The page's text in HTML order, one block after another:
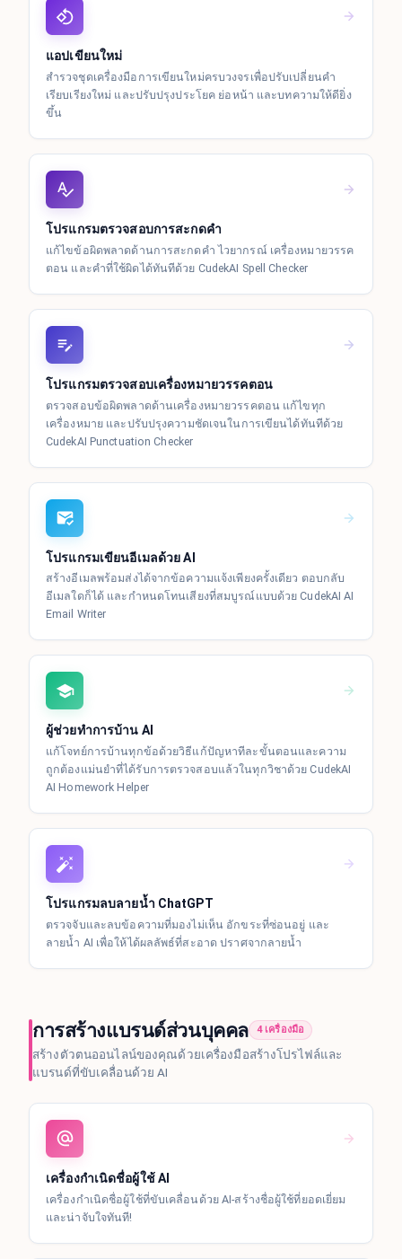
แอปเขียนใหม่
สำรวจชุดเครื่องมือการเขียนใหม่ครบวงจรเพื่อปรับเปลี่ยนคำ
เรียบเรียงใหม่ และปรับปรุงประโยค ย่อหน้า และบทความให้ดียิ่ง
ขึ้น
โปรแกรมตรวจสอบการสะกดคำ
แก้ไขข้อผิดพลาดด้านการสะกดคำ ไวยากรณ์ เครื่องหมายวรรค
ตอน และคำที่ใช้ผิดได้ทันทีด้วย CudekAI Spell Checker
โปรแกรมตรวจสอบเครื่องหมายวรรคตอน
ตรวจสอบข้อผิดพลาดด้านเครื่องหมายวรรคตอน แก้ไขทุก
เครื่องหมาย และปรับปรุงความชัดเจนในการเขียนได้ทันทีด้วย
CudekAI Punctuation Checker
โปรแกรมเขียนอีเมลด้วย AI
สร้างอีเมลพร้อมส่งได้จากข้อความแจ้งเพียงครั้งเดียว ตอบกลับ
อีเมลใดก็ได้ และกำหนดโทนเสียงที่สมบูรณ์แบบด้วย CudekAI AI
Email Writer
ผู้ช่วยทำการบ้าน AI
แก้โจทย์การบ้านทุกข้อด้วยวิธีแก้ปัญหาทีละขั้นตอนและความ
ถูกต้องแม่นยำที่ได้รับการตรวจสอบแล้วในทุกวิชาด้วย CudekAI
AI Homework Helper
โปรแกรมลบลายน้ำ ChatGPT
ตรวจจับและลบข้อความที่มองไม่เห็น อักขระที่ซ่อนอยู่ และ
ลายน้ำ AI เพื่อให้ได้ผลลัพธ์ที่สะอาด ปราศจากลายน้ำ
การสร้างแบรนด์ส่วนบุคคล 4 เครื่องมือ
สร้างตัวตนออนไลน์ของคุณด้วยเครื่องมือสร้างโปรไฟล์และ
แบรนด์ที่ขับเคลื่อนด้วย AI
เครื่องกำเนิดชื่อผู้ใช้ AI
เครื่องกำเนิดชื่อผู้ใช้ที่ขับเคลื่อนด้วย AI-สร้างชื่อผู้ใช้ที่ยอดเยี่ยม
และน่าจับใจทันที!